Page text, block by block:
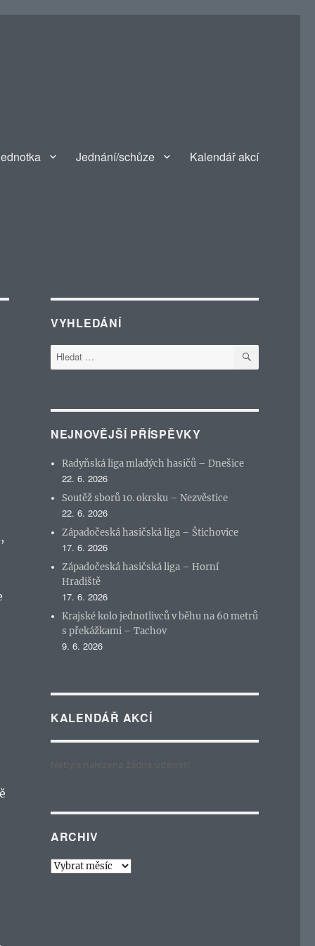
Jednání/schůze Kalendář akcí
VYHLEDÁNÍ
Hledat: HLEDÁNÍ
NEJNOVĚJŠÍ PŘÍSPĚVKY
Radyňská liga mladých hasičů – Dnešice
22. 6. 2026
Soutěž sborů 10. okrsku – Nezvěstice
22. 6. 2026
Západočeská hasičská liga – Štichovice
17. 6. 2026
Západočeská hasičská liga – Horní
Hradiště
17. 6. 2026
Krajské kolo jednotlivců v běhu na 60 metrů
s překážkami – Tachov
9. 6. 2026
KALENDÁŘ AKCÍ
ARCHIV
Archiv